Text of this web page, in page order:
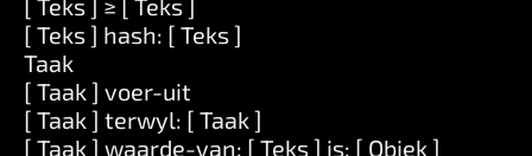
[ Teks ] ≥ [ Teks ]
[ Teks ] hash: [ Teks ]
Taak
[ Taak ] voer-uit
[ Taak ] terwyl: [ Taak ]
[ Taak ] waarde-van: [ Teks ] is: [ Objek ]